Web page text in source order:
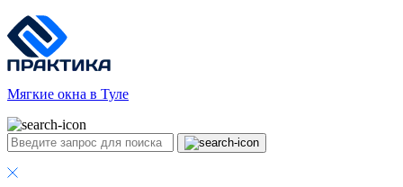
Мягкие окна в Туле